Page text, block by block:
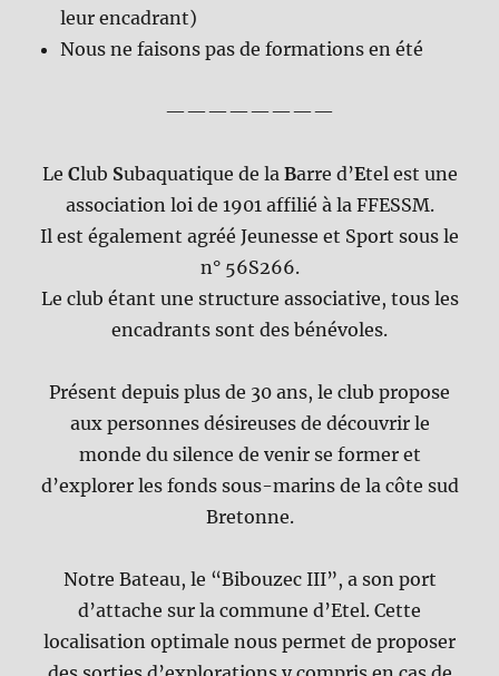
leur encadrant)
Nous ne faisons pas de formations en été
————————
Le Club Subaquatique de la Barre d’Etel est une
association loi de 1901 affilié à la FFESSM.
Il est également agréé Jeunesse et Sport sous le
n° 56S266.
Le club étant une structure associative, tous les
encadrants sont des bénévoles.
Présent depuis plus de 30 ans, le club propose
aux personnes désireuses de découvrir le
monde du silence de venir se former et
d’explorer les fonds sous-marins de la côte sud
Bretonne.
Notre Bateau, le “Bibouzec III”, a son port
d’attache sur la commune d’Etel. Cette
localisation optimale nous permet de proposer